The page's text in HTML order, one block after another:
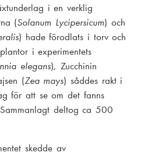
i en verklig
(Solanum Lycipersicum) och
) hade förodlats i torv och
i experimentets
elegans), Zucchinin
(Zea mays) såddes rakt i
för att se om det fanns
deltog ca 500
skedde av